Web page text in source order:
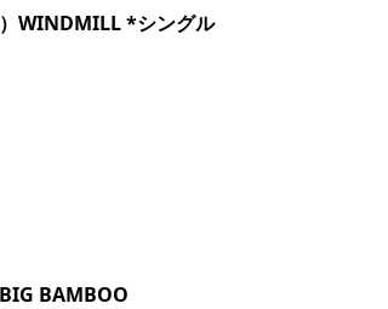
WINDMILL *シングル
BAMBOO